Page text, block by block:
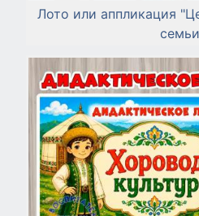
Лото или аппликация